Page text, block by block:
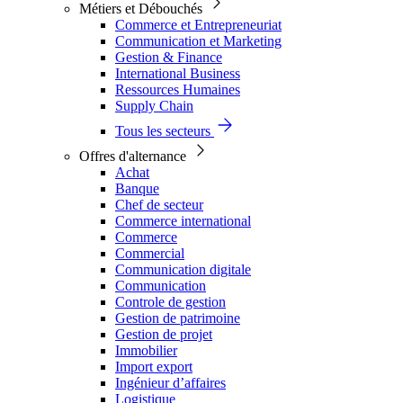
Métiers et Débouchés
Commerce et Entrepreneuriat
Communication et Marketing
Gestion & Finance
International Business
Ressources Humaines
Supply Chain
Tous les secteurs
Offres d'alternance
Achat
Banque
Chef de secteur
Commerce international
Commerce
Commercial
Communication digitale
Communication
Controle de gestion
Gestion de patrimoine
Gestion de projet
Immobilier
Import export
Ingénieur d’affaires
Logistique